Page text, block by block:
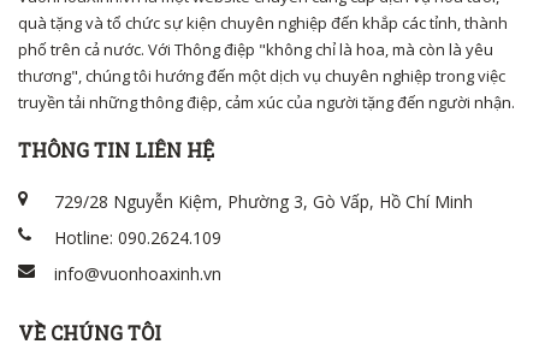
quà tặng và tổ chức sự kiện chuyên nghiệp đến khắp các tỉnh, thành
phố trên cả nước. Với Thông điệp "không chỉ là hoa, mà còn là yêu
thương", chúng tôi hướng đến một dịch vụ chuyên nghiệp trong việc
truyền tải những thông điệp, cảm xúc của người tặng đến người nhận.
THÔNG TIN LIÊN HỆ
729/28 Nguyễn Kiệm, Phường 3, Gò Vấp, Hồ Chí Minh
Hotline: 090.2624.109
info@vuonhoaxinh.vn
VỀ CHÚNG TÔI